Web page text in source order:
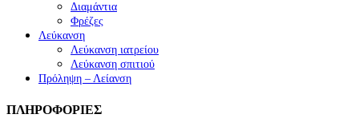
Διαμάντια
Φρέζες
Λεύκανση
Λεύκανση ιατρείου
Λεύκανση σπιτιού
Πρόληψη – Λείανση
ΠΛΗΡΟΦΟΡΙΕΣ